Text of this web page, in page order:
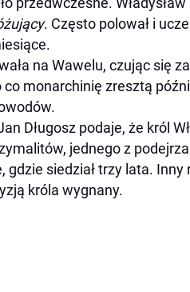
. Często polował i
na Wawelu, czując się
monarchinię zresztą
Długosz podaje, że król
jednego z
siedział trzy lata. Inny
króla wygnany.